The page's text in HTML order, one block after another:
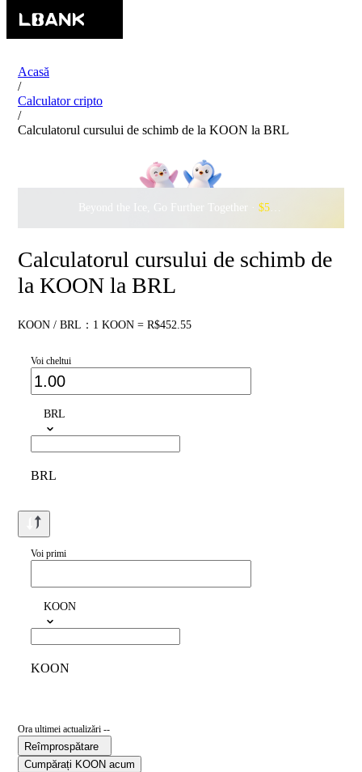
Acasă
/
Calculator cripto
/
Calculatorul cursului de schimb de la KOON la BRL
Beyond the Ice, Go Further Together · $500,000
Calculatorul cursului de schimb de
la KOON la BRL
KOON / BRL：1 KOON = R$452.55
Voi cheltui
BRL
BRL
Voi primi
KOON
KOON
Ora ultimei actualizări --
Reîmprospătare
Cumpărați KOON acum